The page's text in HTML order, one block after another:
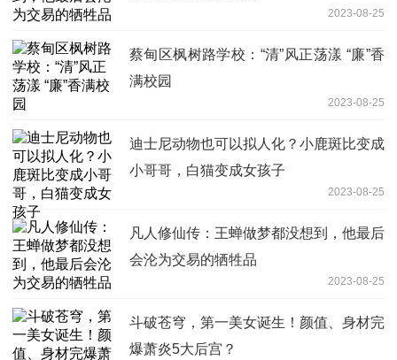
2023-08-25
蔡甸区枫树路学校：“清”风正荡漾 “廉”香
满校园
2023-08-25
迪士尼动物也可以拟人化？小鹿斑比变成
小哥哥，白猫变成女孩子
2023-08-25
凡人修仙传：王蝉做梦都没想到，他最后
会沦为交易的牺牲品
2023-08-25
斗破苍穹，第一美女诞生！颜值、身材完
爆萧炎5大后宫？